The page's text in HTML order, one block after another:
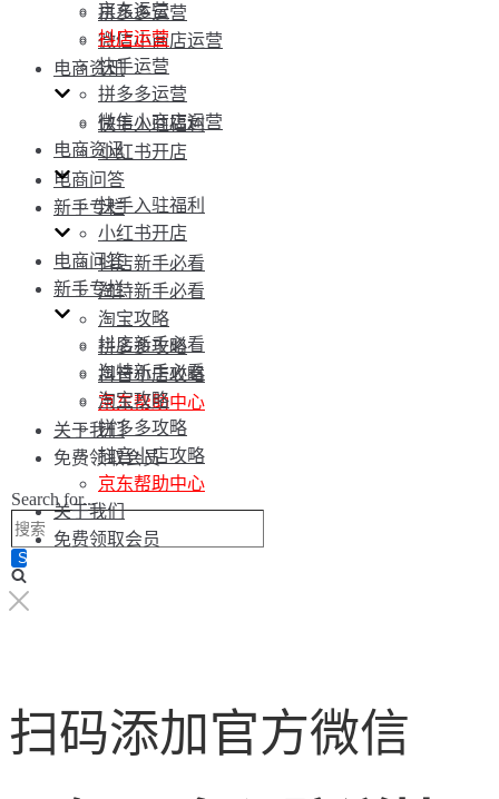
拼多多运营
微信小商店运营
电商资讯
快手入驻福利
小红书开店
电商问答
新手专栏
抖店新手必看
淘特新手必看
淘宝攻略
拼多多攻略
抖音小店攻略
京东帮助中心
关于我们
免费领取会员
Search for...
京东运营
抖店运营
快手运营
拼多多运营
微信小商店运营
电商资讯
快手入驻福利
小红书开店
电商问答
新手专栏
抖店新手必看
淘特新手必看
淘宝攻略
拼多多攻略
抖音小店攻略
京东帮助中心
关于我们
免费领取会员
扫码添加官方微信